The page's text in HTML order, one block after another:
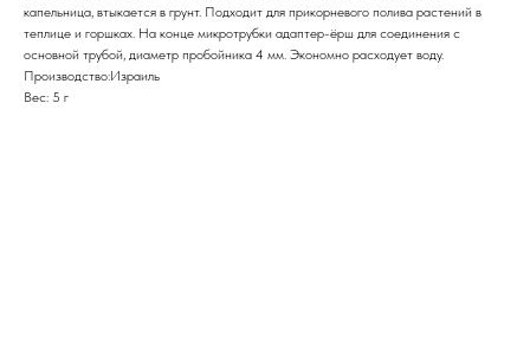
капельница, втыкается в грунт. Подходит для прикорневого полива растений в
теплице и горшках. На конце микротрубки адаптер-ёрш для соединения с
основной трубой, диаметр пробойника 4 мм. Экономно расходует воду.
Производство:Израиль
Вес: 5 г